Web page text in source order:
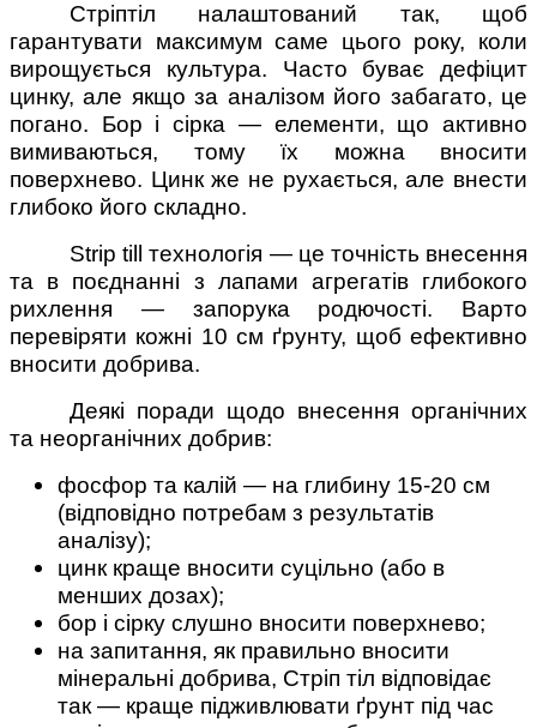
Стріптіл налаштований так, щоб
гарантувати максимум саме цього року, коли
вирощується культура. Часто буває дефіцит
цинку, але якщо за аналізом його забагато, це
погано. Бор і сірка — елементи, що активно
вимиваються, тому їх можна вносити
поверхнево. Цинк же не рухається, але внести
глибоко його складно.
Strip till технологія — це точність внесення
та в поєднанні з лапами агрегатів глибокого
рихлення — запорука родючості. Варто
перевіряти кожні 10 см ґрунту, щоб ефективно
вносити добрива.
Деякі поради щодо внесення органічних
та неорганічних добрив:
фосфор та калій — на глибину 15-20 см
(відповідно потребам з результатів
аналізу);
цинк краще вносити суцільно (або в
менших дозах);
бор і сірку слушно вносити поверхнево;
на запитання, як правильно вносити
мінеральні добрива, Стріп тіл відповідає
так — краще підживлювати ґрунт під час